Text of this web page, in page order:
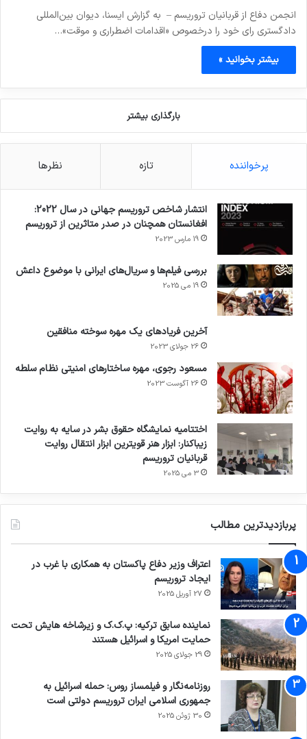
انجمن دفاع از قربانیان تروریسم – به گزارش ایسنا، دیوان بین‌المللی
دادگستری رای خود را درخصوص «اقدامات اضطراری و موقت»…
بیشتر بخوانید »
بارگذاری بیشتر
پرخواننده تازه نظرها
انتشار شاخص تروریسم جهانی در سال 2022:
افغانستان همچنان در صدر متاثرین از تروریسم
19 مارس 2023
بررسی فیلم‌ها و سریال‌های ایرانی با موضوع داعش
19 می 2025
آخرین فریادهای یک مهره سوخته منافقین
26 جولای 2023
مسعود رجوی، مهره ساختارهای امنیتی نظام سلطه
26 آگوست 2023
اختتامیه نمایشگاه حقوق بشر در سایه به روایت
زیباکنار: ابزار هنر قویترین ابزار انتقال روایت
قربانیان تروریسم
3 می 2025
پربازدیدترین مطالب
اعتراف وزیر دفاع پاکستان به همکاری با غرب در
ایجاد تروریسم
27 آوریل 2025
نماینده سابق ترکیه: پ.ک.ک و زیرشاخه هایش تحت
حمایت امریکا و اسرائیل هستند
29 جولای 2025
روزنامه‌نگار و فیلمساز روس: حمله اسرائیل به
جمهوری اسلامی ایران تروریسم دولتی است
30 ژوئن 2025